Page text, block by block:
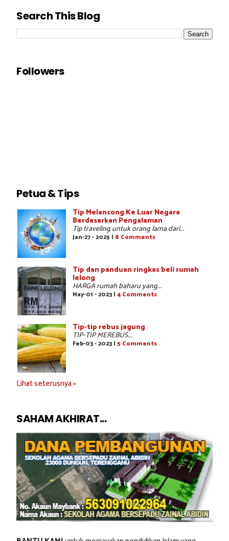
Search This Blog
Followers
Petua & Tips
Tip Melancong Ke Luar Negara
Berdasarkan Pengalaman
Tip traveling untuk orang lama dari...
Jan-27 - 2025 | 8 Comments
Tip dan panduan ringkas beli rumah
lelong
HARGA rumah baharu yang...
May-01 - 2023 | 4 Comments
Tip-tip rebus jagung
TIP-TIP MEREBUS...
Feb-03 - 2023 | 5 Comments
Lihat seterusnya »
SAHAM AKHIRAT...